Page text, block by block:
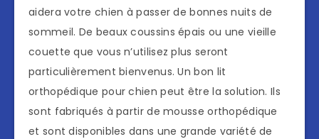
aidera votre chien à passer de bonnes nuits de
sommeil. De beaux coussins épais ou une vieille
couette que vous n’utilisez plus seront
particulièrement bienvenus. Un bon lit
orthopédique pour chien peut être la solution. Ils
sont fabriqués à partir de mousse orthopédique
et sont disponibles dans une grande variété de